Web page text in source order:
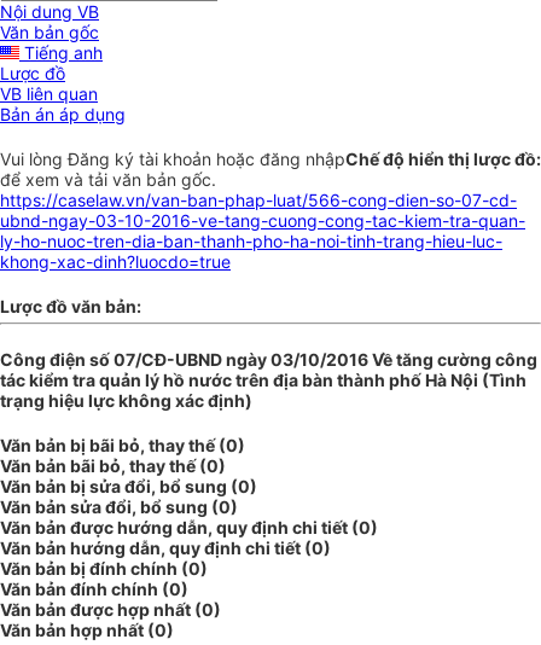
Nội dung VB
Văn bản gốc
Tiếng anh
Lược đồ
VB liên quan
Bản án áp dụng
Chế độ hiển thị lược đồ:
Vui lòngĐăng ký tài khoản hoặc đăng nhập
để xem và tải văn bản gốc.
https://caselaw.vn/van-ban-phap-luat/566-cong-dien-so-07-cd-
ubnd-ngay-03-10-2016-ve-tang-cuong-cong-tac-kiem-tra-quan-
ly-ho-nuoc-tren-dia-ban-thanh-pho-ha-noi-tinh-trang-hieu-luc-
khong-xac-dinh?luocdo=true
Lược đồ văn bản:
Công điện số 07/CĐ-UBND ngày 03/10/2016 Về tăng cường công
tác kiểm tra quản lý hồ nước trên địa bàn thành phố Hà Nội (Tình
trạng hiệu lực không xác định)
Văn bản bị bãi bỏ, thay thế (0)
Văn bản bãi bỏ, thay thế (0)
Văn bản bị sửa đổi, bổ sung (0)
Văn bản sửa đổi, bổ sung (0)
Văn bản được hướng dẫn, quy định chi tiết (0)
Văn bản hướng dẫn, quy định chi tiết (0)
Văn bản bị đính chính (0)
Văn bản đính chính (0)
Văn bản được hợp nhất (0)
Văn bản hợp nhất (0)